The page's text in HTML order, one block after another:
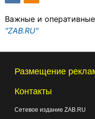
Важные и
"ZAB.RU"
Размещение
Контакты
Сетевое издание ZAB.RU